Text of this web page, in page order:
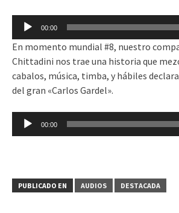
Reproductor
audio
00:00
En momento mundial #8, nuestro
Chittadini nos trae una historia que
cabalos, música, timba, y hábiles
del gran «Carlos Gardel».
Reproductor
00:00
PUBLICADO EN AUDIOS DESTACADA